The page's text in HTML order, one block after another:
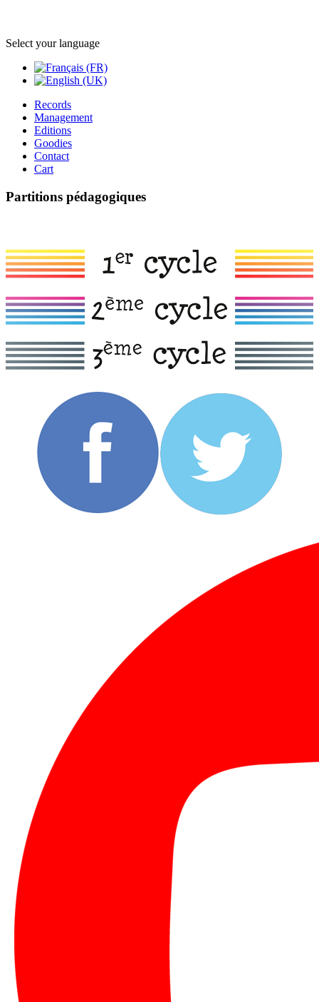
Select your language
Records
Management
Editions
Goodies
Contact
Cart
Partitions pédagogiques